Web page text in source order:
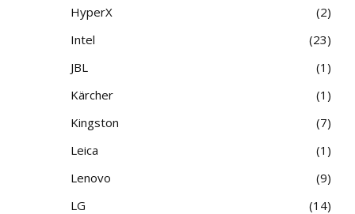
HyperX
2
Intel
23
JBL
1
Kärcher
1
Kingston
7
Leica
1
Lenovo
9
LG
14